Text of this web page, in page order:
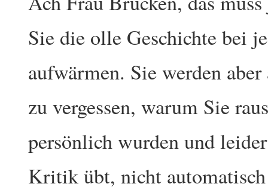
Sie die olle Geschichte bei
aufwärmen. Sie werden
zu vergessen, warum Sie
persönlich wurden und
Kritik übt, nicht automatisch